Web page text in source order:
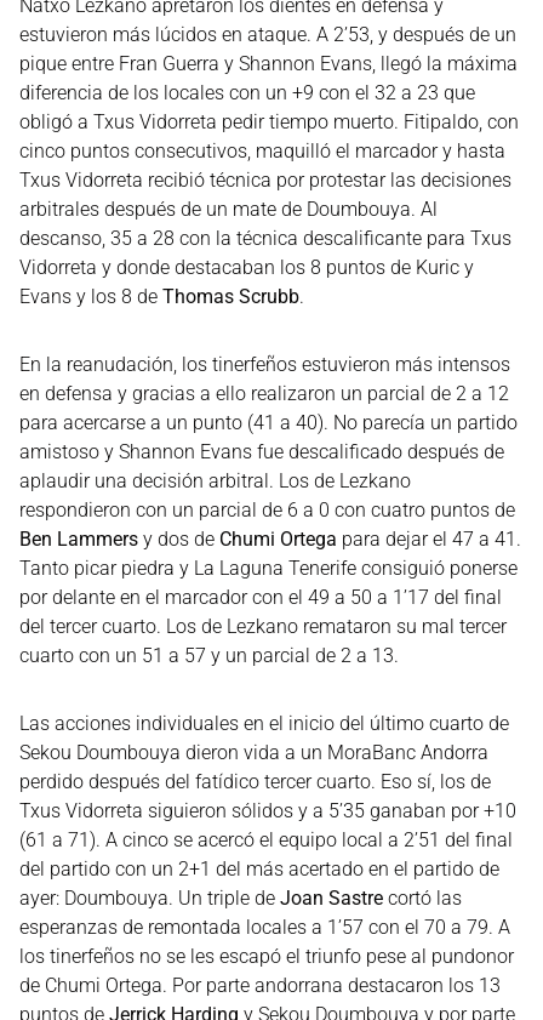
Natxo Lezkano apretaron los dientes en defensa y
estuvieron más lúcidos en ataque. A 2’53, y después de un
pique entre Fran Guerra y Shannon Evans, llegó la máxima
diferencia de los locales con un +9 con el 32 a 23 que
obligó a Txus Vidorreta pedir tiempo muerto. Fitipaldo, con
cinco puntos consecutivos, maquilló el marcador y hasta
Txus Vidorreta recibió técnica por protestar las decisiones
arbitrales después de un mate de Doumbouya. Al
descanso, 35 a 28 con la técnica descalificante para Txus
Vidorreta y donde destacaban los 8 puntos de Kuric y
Evans y los 8 de Thomas Scrubb.
En la reanudación, los tinerfeños estuvieron más intensos
en defensa y gracias a ello realizaron un parcial de 2 a 12
para acercarse a un punto (41 a 40). No parecía un partido
amistoso y Shannon Evans fue descalificado después de
aplaudir una decisión arbitral. Los de Lezkano
respondieron con un parcial de 6 a 0 con cuatro puntos de
Ben Lammers y dos de Chumi Ortega para dejar el 47 a 41.
Tanto picar piedra y La Laguna Tenerife consiguió ponerse
por delante en el marcador con el 49 a 50 a 1’17 del final
del tercer cuarto. Los de Lezkano remataron su mal tercer
cuarto con un 51 a 57 y un parcial de 2 a 13.
Las acciones individuales en el inicio del último cuarto de
Sekou Doumbouya dieron vida a un MoraBanc Andorra
perdido después del fatídico tercer cuarto. Eso sí, los de
Txus Vidorreta siguieron sólidos y a 5’35 ganaban por +10
(61 a 71). A cinco se acercó el equipo local a 2’51 del final
del partido con un 2+1 del más acertado en el partido de
ayer: Doumbouya. Un triple de Joan Sastre cortó las
esperanzas de remontada locales a 1’57 con el 70 a 79. A
los tinerfeños no se les escapó el triunfo pese al pundonor
de Chumi Ortega. Por parte andorrana destacaron los 13
puntos de Jerrick Harding y Sekou Doumbouya y por parte